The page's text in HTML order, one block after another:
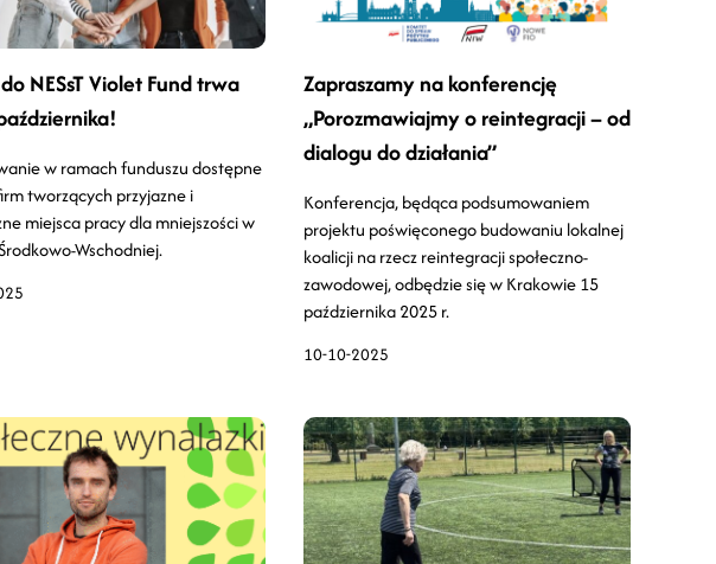
NESsT Violet Fund trwa
w ramach funduszu dostępne
tworzących przyjazne i
miejsca pracy dla mniejszości w
Wschodniej.
10-10-2025
Zapraszamy na konferencję
„Porozmawiajmy o reintegracji – od
dialogu do działania”
Konferencja, będąca podsumowaniem
projektu poświęconego budowaniu lokalnej
koalicji na rzecz reintegracji społeczno-
zawodowej, odbędzie się w Krakowie 15
października 2025 r.